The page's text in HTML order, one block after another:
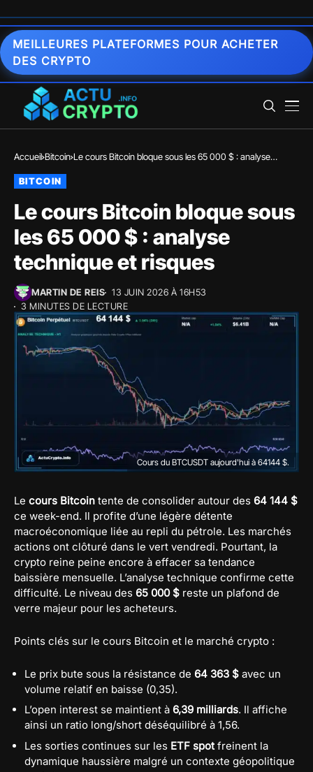
MEILLEURES PLATEFORMES POUR ACHETER
DES CRYPTO
Accueil Bitcoin Le cours Bitcoin bloque sous les 65 000 $ : analyse
BITCOIN
Le cours Bitcoin bloque sous
les 65 000 $ : analyse
technique et risques
MARTIN DE REIS
13 JUIN 2026 À 16H53
3 MINUTES DE LECTURE
Cours du BTCUSDT aujourd'hui à 64144 $.
Le cours Bitcoin tente de consolider autour des 64 144 $
ce week-end. Il profite d’une légère détente
macroéconomique liée au repli du pétrole. Les marchés
actions ont clôturé dans le vert vendredi. Pourtant, la
crypto reine peine encore à effacer sa tendance
baissière mensuelle. L’analyse technique confirme cette
difficulté. Le niveau des 65 000 $ reste un plafond de
verre majeur pour les acheteurs.
Points clés sur le cours Bitcoin et le marché crypto :
Le prix bute sous la résistance de 64 363 $ avec un
volume relatif en baisse (0,35).
L’open interest se maintient à 6,39 milliards. Il affiche
ainsi un ratio long/short déséquilibré à 1,56.
Les sorties continues sur les ETF spotfreinent la
dynamique haussière malgré un contexte géopolitique